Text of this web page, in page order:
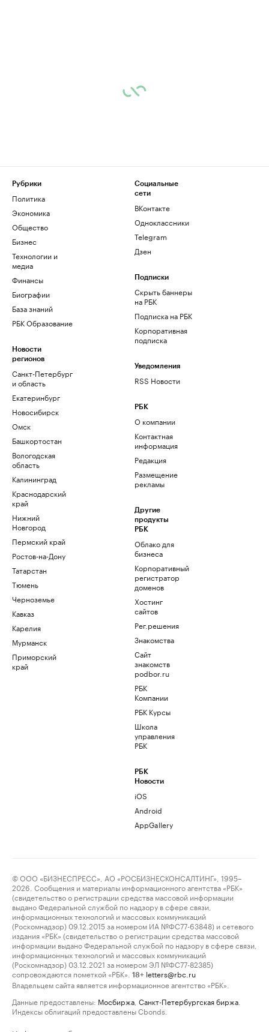
Рубрики
Политика
Экономика
Общество
Бизнес
Технологии и
медиа
Финансы
Биографии
База знаний
РБК Образование
Новости
регионов
Санкт-Петербург
и область
Екатеринбург
Новосибирск
Омск
Башкортостан
Вологодская
область
Калининград
Краснодарский
край
Нижний
Новгород
Пермский край
Ростов-на-Дону
Татарстан
Тюмень
Черноземье
Кавказ
Карелия
Мурманск
Приморский
край
Социальные
сети
ВКонтакте
Одноклассники
Telegram
Дзен
Подписки
Скрыть баннеры
на РБК
Подписка на РБК
Корпоративная
подписка
Уведомления
RSS Новости
РБК
О компании
Контактная
информация
Редакция
Размещение
рекламы
Другие
продукты
РБК
Облако для
бизнеса
Корпоративный
регистратор
доменов
Хостинг
сайтов
Рег.решения
Знакомства
Сайт
знакомств
podbor.ru
РБК
Компании
РБК Курсы
Школа
управления
РБК
РБК
Новости
iOS
Android
AppGallery
© ООО «БИЗНЕСПРЕСС», АО «РОСБИЗНЕСКОНСАЛТИНГ», 1995–
2026. Сообщения и материалы информационного агентства «РБК»
(свидетельство о регистрации средства массовой информации
выдано Федеральной службой по надзору в сфере связи,
информационных технологий и массовых коммуникаций
(Роскомнадзор) 09.12.2015 за номером ИА №ФС77-63848) и сетевого
издания «РБК» (свидетельство о регистрации средства массовой
информации выдано Федеральной службой по надзору в сфере связи,
информационных технологий и массовых коммуникаций
(Роскомнадзор) 03.12.2021 за номером ЭЛ №ФС77-82385)
сопровождаются пометкой «РБК».
18+ letters@rbc.ru
Владельцем сайта является информационное агентство «РБК».
Данные предоставлены: Мосбиржа Санкт-Петербургская биржа
Индексы облигаций предоставлены Cbonds.